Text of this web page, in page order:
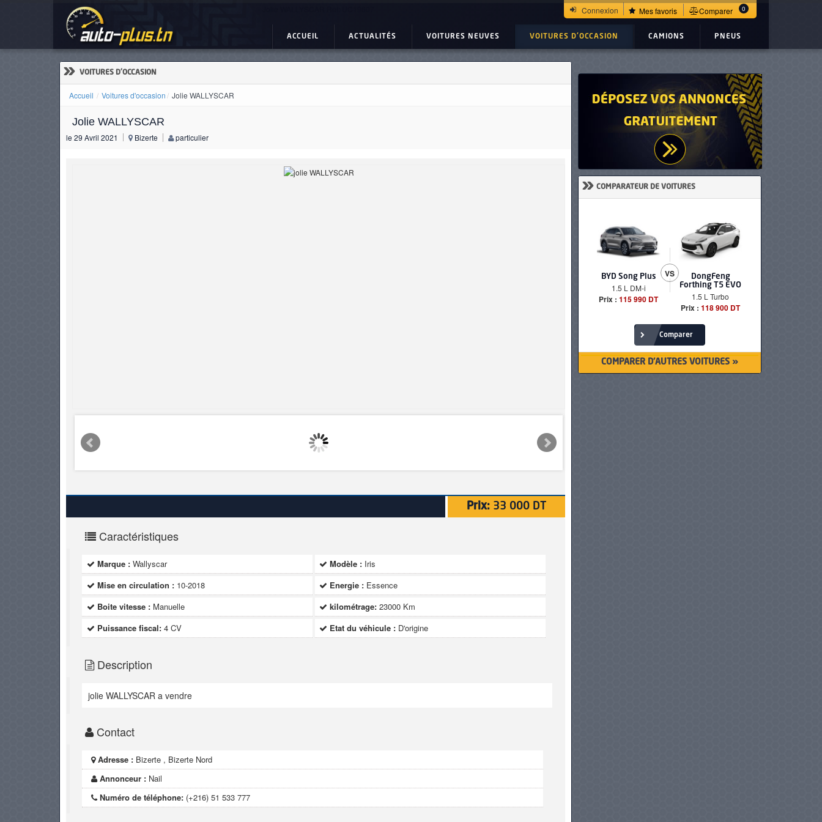
Connexion Mes favoris Comparer 0
ACCUEIL ACTUALITÉS VOITURES NEUVES VOITURES D'OCCASION CAMIONS PNEUS
» VOITURES D'OCCASION
Accueil Voitures d'occasion Jolie WALLYSCAR
Jolie WALLYSCAR
le 29 Avril 2021 Bizerte particulier
Prix: 33 000 DT
Caractéristiques
Marque : Wallyscar Modèle : Iris
Mise en circulation : 10-2018 Energie : Essence
Boite vitesse : Manuelle kilométrage: 23000 Km
Puissance fiscal: 4 CV Etat du véhicule : D'origine
Description
jolie WALLYSCAR a vendre
Contact
Adresse : Bizerte , Bizerte Nord
Annonceur : Nail
Numéro de téléphone: (+216) 51 533 777
» COMPARATEUR DE VOITURES
BYD Song Plus
1.5 L DM-i
Prix : 115 990 DT
VS
DongFeng
Forthing T5 EVO
1.5 L Turbo
Prix : 118 900 DT
Comparer
COMPARER D'AUTRES VOITURES »
ACTUALITÉS